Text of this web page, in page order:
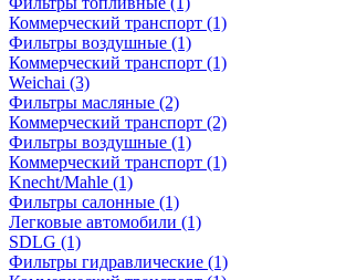
Коммерческий транспорт (1)
Фильтры воздушные (1)
Коммерческий транспорт (1)
Weichai (3)
Фильтры масляные (2)
Коммерческий транспорт (2)
Фильтры воздушные (1)
Коммерческий транспорт (1)
Knecht/Mahle (1)
Фильтры салонные (1)
Легковые автомобили (1)
SDLG (1)
Фильтры гидравлические (1)